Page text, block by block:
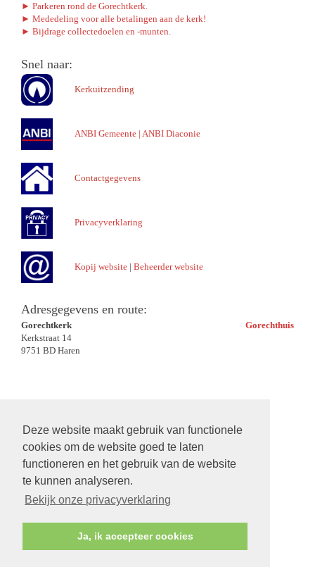
Deze website maakt gebruik van functionele
cookies om de website goed te laten
functioneren en het gebruik van de website
te kunnen analyseren.
Bekijk onze privacyverklaring
Ja, ik accepteer cookies
► Parkeren rond de Gorechtkerk.
► Mededeling voor alle betalingen aan de kerk!
► Bijdrage collectedoelen en -munten.
Snel naar:
Kerkuitzending
ANBI Gemeente | ANBI Diaconie
Contactgegevens
Privacyverklaring
Kopij website | Beheerder website
Adresgegevens en route:
Gorechtkerk
Gorechthuis
Kerkstraat 14
9751 BD Haren